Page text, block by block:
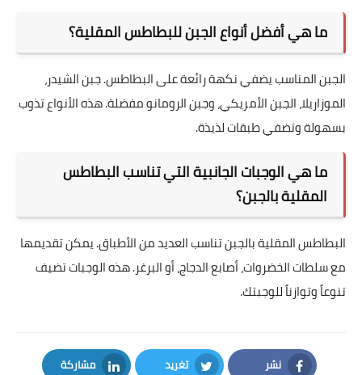
ما هي أفضل أنواع الجبن للبطاطس المقلية؟
الجبن المناسب يضفي نكهة رائعة على البطاطس. جبن الشيدر،
الموزاريلا، الجبن الأمريكي، وجبن الرومانو مفضلة. هذه الأنواع تذوب
بسهولة وتضفي طبقات لذيذة.
ما هي الوجبات الجانبية التي تناسب البطاطس
المقلية بالجبن؟
البطاطس المقلية بالجبن تناسب العديد من الأطباق. يمكن تقديمها
مع سلطات الخضروات، أصابع الدجاج، أو البرغر. هذه الوجبات تضيف
تنوعاً وتوازناً للوجبتك.
نشر تغريد مشاركة